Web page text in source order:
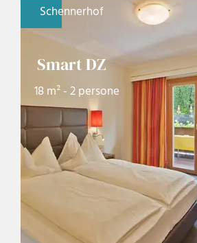
Schennerhof
Smart DZ
18 m² - 2 persone